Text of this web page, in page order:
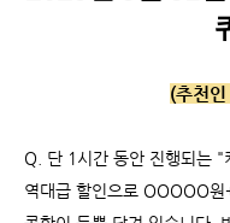
(추천
Q. 단 1시간 동안 진행되는 "
역대급 할인으로 OOOOO